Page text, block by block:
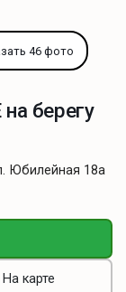
46 фото
берегу
Юбилейная 18а
На карте